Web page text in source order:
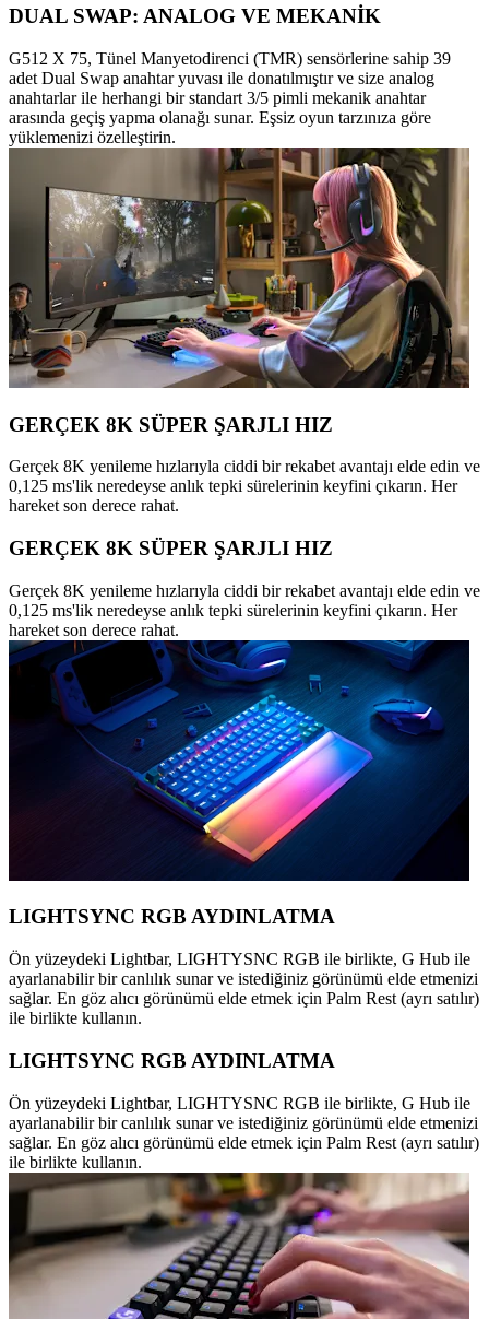
DUAL SWAP: ANALOG VE MEKANİK
G512 X 75, Tünel Manyetodirenci (TMR) sensörlerine sahip 39
adet Dual Swap anahtar yuvası ile donatılmıştır ve size analog
anahtarlar ile herhangi bir standart 3/5 pimli mekanik anahtar
arasında geçiş yapma olanağı sunar. Eşsiz oyun tarzınıza göre
yüklemenizi özelleştirin.
GERÇEK 8K SÜPER ŞARJLI HIZ
Gerçek 8K yenileme hızlarıyla ciddi bir rekabet avantajı elde edin ve
0,125 ms'lik neredeyse anlık tepki sürelerinin keyfini çıkarın. Her
hareket son derece rahat.
GERÇEK 8K SÜPER ŞARJLI HIZ
Gerçek 8K yenileme hızlarıyla ciddi bir rekabet avantajı elde edin ve
0,125 ms'lik neredeyse anlık tepki sürelerinin keyfini çıkarın. Her
hareket son derece rahat.
LIGHTSYNC RGB AYDINLATMA
Ön yüzeydeki Lightbar, LIGHTYSNC RGB ile birlikte, G Hub ile
ayarlanabilir bir canlılık sunar ve istediğiniz görünümü elde etmenizi
sağlar. En göz alıcı görünümü elde etmek için Palm Rest (ayrı satılır)
ile birlikte kullanın.
LIGHTSYNC RGB AYDINLATMA
Ön yüzeydeki Lightbar, LIGHTYSNC RGB ile birlikte, G Hub ile
ayarlanabilir bir canlılık sunar ve istediğiniz görünümü elde etmenizi
sağlar. En göz alıcı görünümü elde etmek için Palm Rest (ayrı satılır)
ile birlikte kullanın.